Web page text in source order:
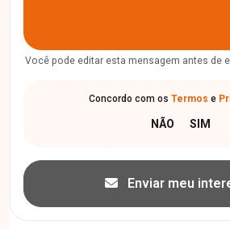
Você pode editar esta mensagem antes de
Concordo com os Termos e
Enviar meu